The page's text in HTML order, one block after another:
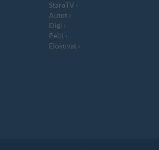
StaraTV
Autot
Digi
Pelit
Elokuvat